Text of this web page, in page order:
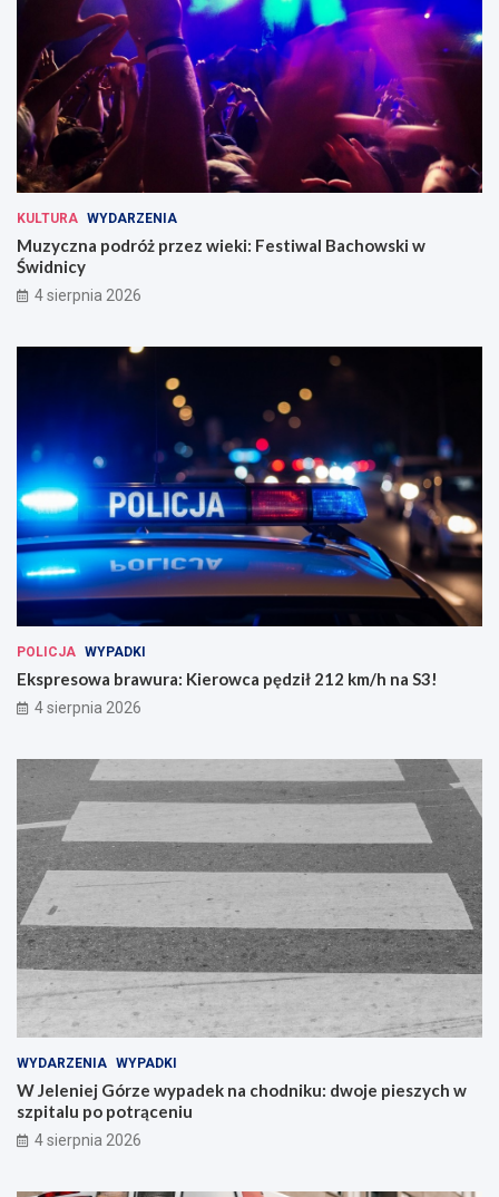
KULTURA WYDARZENIA
Muzyczna podróż przez wieki: Festiwal Bachowski w
Świdnicy
4 sierpnia 2026
POLICJA WYPADKI
Ekspresowa brawura: Kierowca pędził 212 km/h na S3!
4 sierpnia 2026
WYDARZENIA WYPADKI
W Jeleniej Górze wypadek na chodniku: dwoje pieszych w
szpitalu po potrąceniu
4 sierpnia 2026